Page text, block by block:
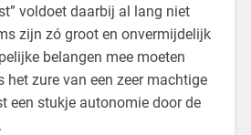
voldoet daarbij al lang niet
zijn zó groot en onvermijdelijk
belangen mee moeten
het zure van een zeer machtige
een stukje autonomie door de